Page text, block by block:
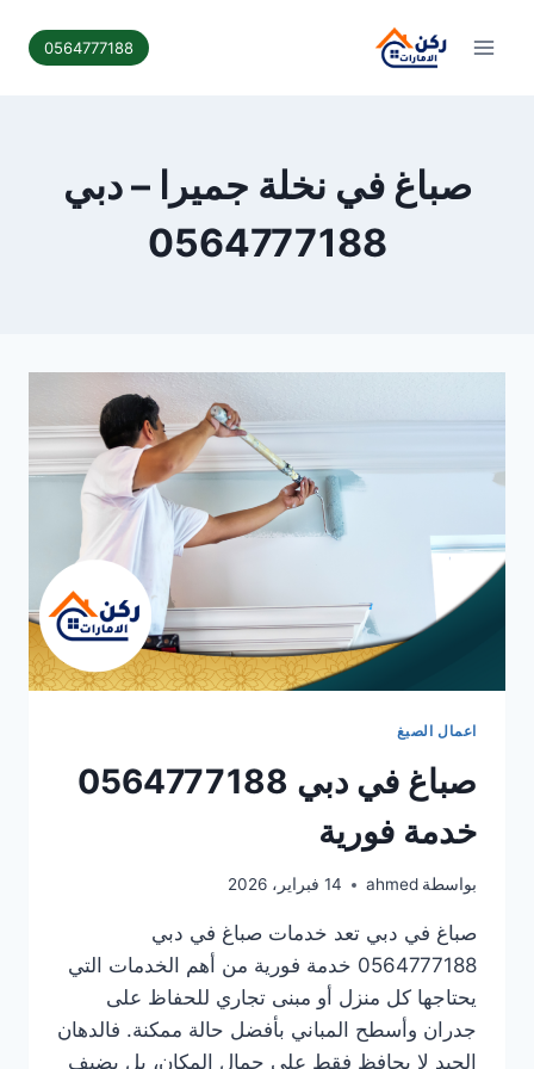
0564777188
صباغ في نخلة جميرا – دبي
0564777188
اعمال الصبغ
صباغ في دبي 0564777188
خدمة فورية
بواسطة ahmed 14 فبراير، 2026
صباغ في دبي تعد خدمات صباغ في دبي
0564777188 خدمة فورية من أهم الخدمات التي
يحتاجها كل منزل أو مبنى تجاري للحفاظ على
جدران وأسطح المباني بأفضل حالة ممكنة. فالدهان
الجيد لا يحافظ فقط على جمال المكان، بل يضيف